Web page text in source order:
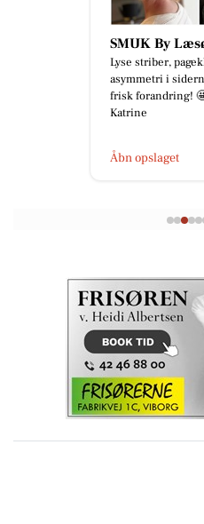
SMUK By
Lyse striber,
asymmetri i
frisk forandring!
Katrine
Åbn opslaget